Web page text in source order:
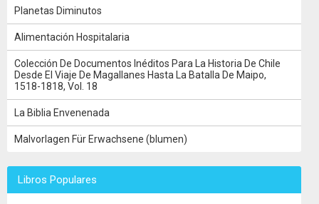
Planetas Diminutos
Alimentación Hospitalaria
Colección De Documentos Inéditos Para La Historia De Chile
Desde El Viaje De Magallanes Hasta La Batalla De Maipo,
1518-1818, Vol. 18
La Biblia Envenenada
Malvorlagen Für Erwachsene (blumen)
Libros Populares